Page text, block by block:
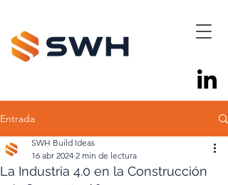
Entrada
La Industria 4.0 en la Construcción
SWH Build Ideas
16 abr 2024 2 min de lectura